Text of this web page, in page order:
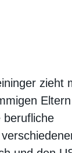
zieht
berufliche